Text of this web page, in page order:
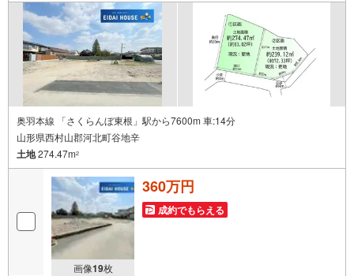
り変動あり）現地のご案内も可能ですので、どうぞお気軽
にお問い合わせください！
奥羽本線 「さくらんぼ東根」駅から7600m 車:14分
山形県西村山郡河北町谷地辛
土地274.47m2
画像19枚
360万円
成約でもらえる